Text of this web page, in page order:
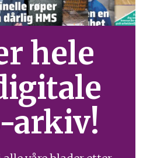
hele
arkiv!